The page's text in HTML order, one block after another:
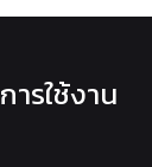
ารใช้งาน